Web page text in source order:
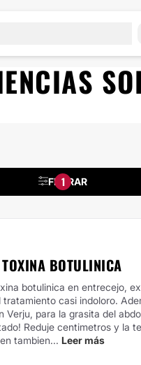
FILTRAR
1
TOXINA BOTULINICA
botulinica en entrecejo,
tratamiento casi indoloro.
Verju, para la grasita del
Reduje centimetros y la
tambien... Leer más